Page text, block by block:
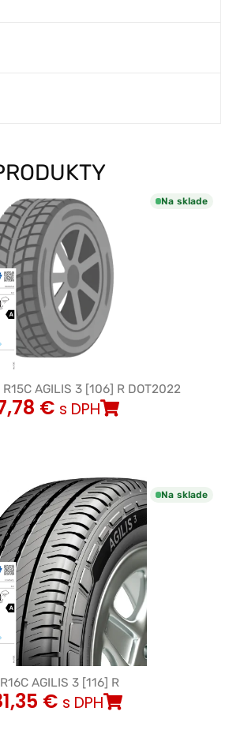
Na sklade
AGILIS 3 [106] R DOT2022
€ s DPH
Na sklade
AGILIS 3 [116] R
€ s DPH